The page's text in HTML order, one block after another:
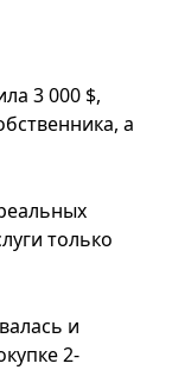
3 000 $,
а
только
и
2-